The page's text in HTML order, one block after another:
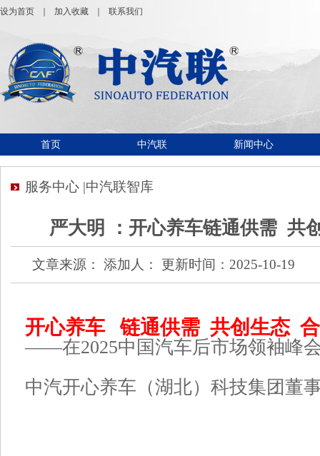
设为首页 加入收藏 联系我们
首页 中汽联 新闻中心
服务中心 |中汽联智库
严大明 ：开心养车链通供需 共
文章来源： 添加人： 更新时间：2025-10-19
开心养车 链通供需 共创生态
——在2025中国汽车后市场领袖峰
中汽开心养车（湖北）科技集团